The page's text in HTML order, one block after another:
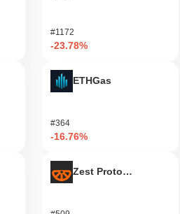
#1172
-23.78%
ETHGas
#364
-16.76%
Zest Protocol